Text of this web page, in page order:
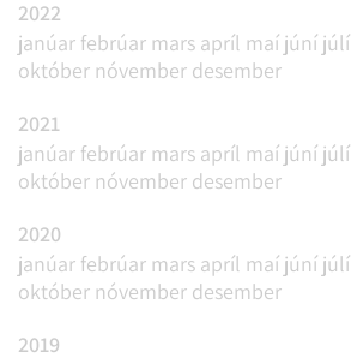
2022
janúar febrúar mars apríl maí júní júlí
október nóvember desember
2021
janúar febrúar mars apríl maí júní júlí
október nóvember desember
2020
janúar febrúar mars apríl maí júní júlí
október nóvember desember
2019